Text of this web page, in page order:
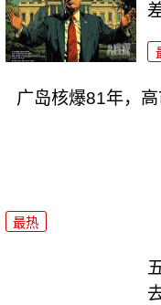
广岛核爆81年，高
最热